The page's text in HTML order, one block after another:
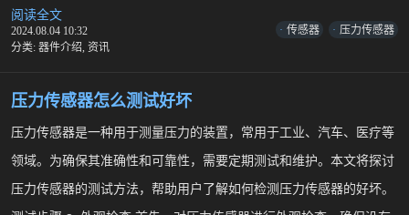
L
a
s
c
p
e
(
2
0
阅读全文
力
传
和
压
差
传
器
2024.08.04 10:32
分类: 器件介绍 资讯
传感器 压力传感器
压力传感器怎么测试好坏
压力传感器是一种用于测量压力的装置，常用于工业、汽车、医疗等
领域。为确保其准确性和可靠性，需要定期测试和维护。本文将探讨
压力传感器的测试方法，帮助用户了解如何检测压力传感器的好坏。